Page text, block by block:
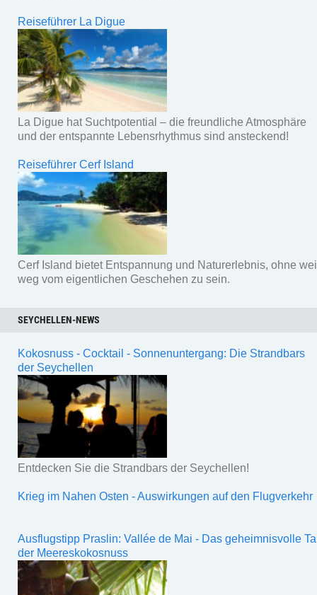
Reiseführer La Digue
La Digue hat Suchtpotential – die freundliche Atmosphäre
und der entspannte Lebensrhythmus sind ansteckend!
Reiseführer Cerf Island
Cerf Island bietet Entspannung und Naturerlebnis, ohne
weg vom eigentlichen Geschehen zu sein.
SEYCHELLEN-NEWS
Kokosnuss - Cocktail - Sonnenuntergang: Die Strandbars
der Seychellen
Entdecken Sie die Strandbars der Seychellen!
Krieg im Nahen Osten - Auswirkungen auf den Flugverkehr
Ausflugstipp Praslin: Vallée de Mai - Das geheimnisvolle
der Meereskokosnuss